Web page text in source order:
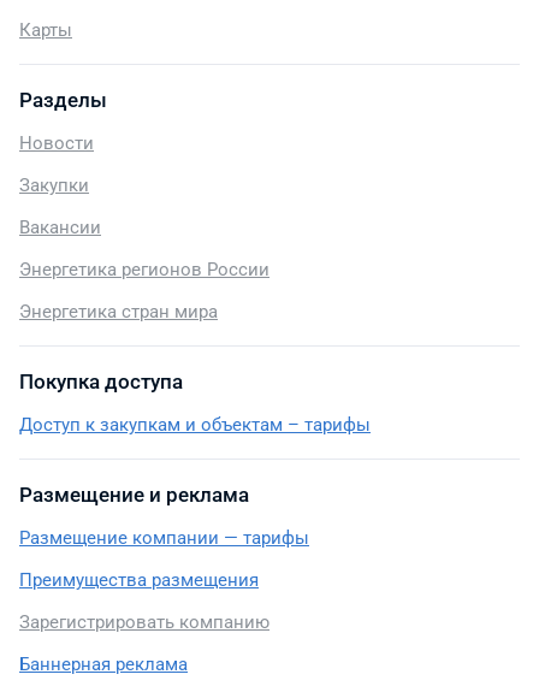
Карты
Разделы
Новости
Закупки
Вакансии
Энергетика регионов России
Энергетика стран мира
Покупка доступа
Доступ к закупкам и объектам – тарифы
Размещение и реклама
Размещение компании — тарифы
Преимущества размещения
Зарегистрировать компанию
Баннерная реклама